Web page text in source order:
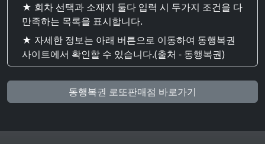
★ 회차 선택과 소재지 둘다 입력 시 두가지 조건을 다
만족하는 목록을 표시합니다.
★ 자세한 정보는 아래 버튼으로 이동하여 동행복권
사이트에서 확인할 수 있습니다.(출처 - 동행복권)
동행복권 로또판매점 바로가기